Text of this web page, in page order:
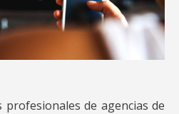
de agencias de